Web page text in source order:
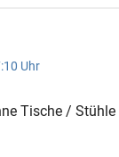
Uhr
Tische /